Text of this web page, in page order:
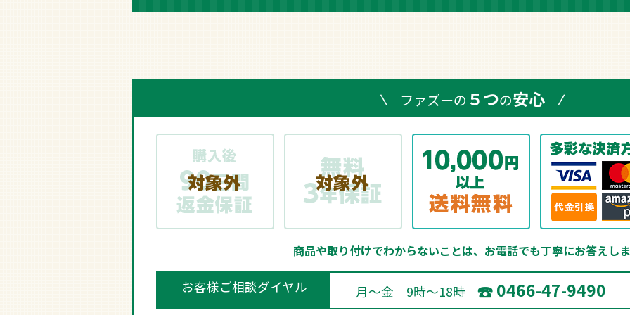
ファズーの ５つの安心
商品や取り付けでわからないことは、 お電話でも丁寧にお答えし
お客様ご相談ダイヤル 月～金 9時～18時 0466-47-9490